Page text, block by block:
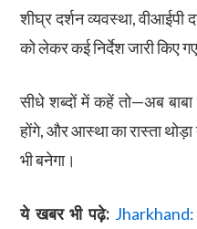
शीघ्र दर्शन व्यवस्था,
को लेकर कई निर्देश जारी किए
सीधे शब्दों में कहें तो—अब
होंगे, और आस्था का रास्ता
भी बनेगा।
ये खबर भी पढ़े: Jharkhand: